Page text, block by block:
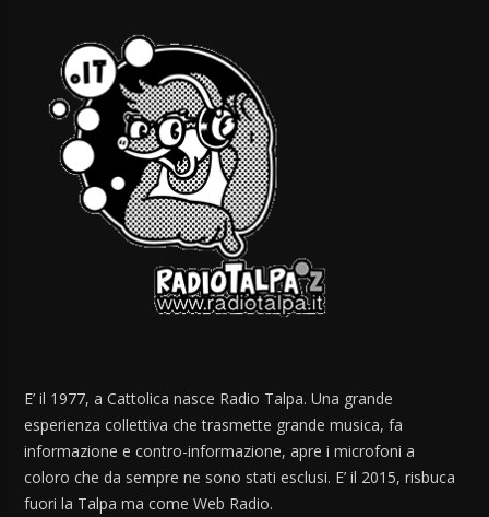
E’ il 1977, a Cattolica nasce Radio Talpa. Una grande
esperienza collettiva che trasmette grande musica, fa
informazione e contro-informazione, apre i microfoni a
coloro che da sempre ne sono stati esclusi. E’ il 2015, risbuca
fuori la Talpa ma come Web Radio.